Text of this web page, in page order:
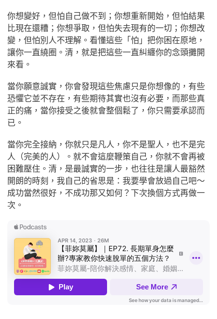
你想變好，但怕自己做不到；你想重新開始，但怕結果
比現在還糟；你想爭取，但怕失去現有的一切；你想改
變，但怕別人不理解。看懂這些「怕」把你困在原地，
讓你一直繞圈。清，就是把這些一直糾纏你的念頭攤開
來看。
當你願意誠實，你會發現這些焦慮只是你想像的，有些
恐懼它並不存在，有些期待其實也沒有必要，而那些真
正的痛，當你接受之後就會整個鬆了，你只需要承認而
已。
當你完全接納，你就只是凡人，你不是聖人，也不是完
人（完美的人）。就不會這麼鞭策自己，你就不會再被
困難壓住。清，是最誠實的一步，也往往是讓人最豁然
開朗的時刻，我自己的省思是：我要學會放過自己吧～
成功當然很好，不成功那又如何？下次換個方式再做一
次。